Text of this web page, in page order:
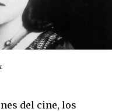
del cine, los